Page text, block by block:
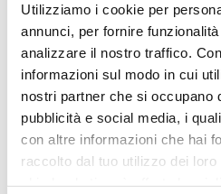
Utilizziamo i cookie per
annunci, per fornire
analizzare il nostro traffico.
informazioni sul modo in cui
nostri partner che si occupano
pubblicità e social media, i
con altre informazioni che hai
raccolto dal tuo utilizzo dei